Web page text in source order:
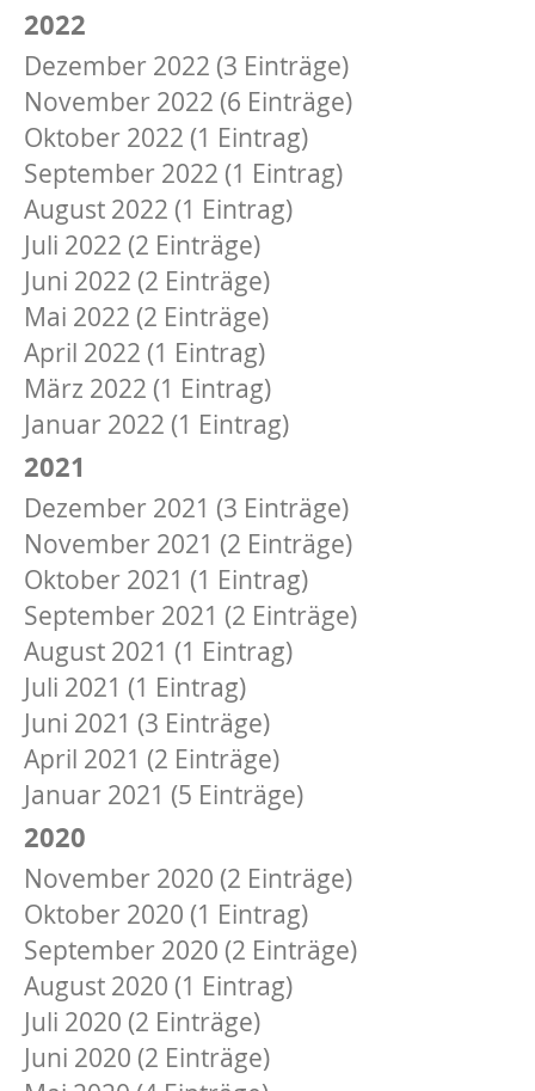
2022
Dezember 2022 (3 Einträge)
November 2022 (6 Einträge)
Oktober 2022 (1 Eintrag)
September 2022 (1 Eintrag)
August 2022 (1 Eintrag)
Juli 2022 (2 Einträge)
Juni 2022 (2 Einträge)
Mai 2022 (2 Einträge)
April 2022 (1 Eintrag)
März 2022 (1 Eintrag)
Januar 2022 (1 Eintrag)
2021
Dezember 2021 (3 Einträge)
November 2021 (2 Einträge)
Oktober 2021 (1 Eintrag)
September 2021 (2 Einträge)
August 2021 (1 Eintrag)
Juli 2021 (1 Eintrag)
Juni 2021 (3 Einträge)
April 2021 (2 Einträge)
Januar 2021 (5 Einträge)
2020
November 2020 (2 Einträge)
Oktober 2020 (1 Eintrag)
September 2020 (2 Einträge)
August 2020 (1 Eintrag)
Juli 2020 (2 Einträge)
Juni 2020 (2 Einträge)